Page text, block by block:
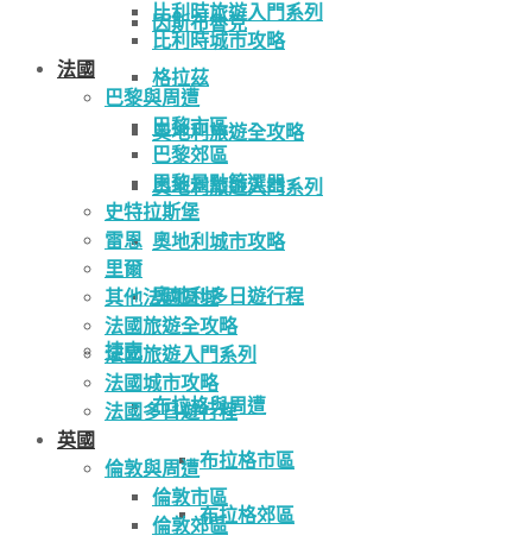
因斯布魯克
格拉茲
奧地利旅遊全攻略
奧地利旅遊入門系列
奧地利城市攻略
奧地利多日遊行程
捷克
布拉格與周遭
布拉格市區
布拉格郊區
比利時旅遊入門系列
比利時城市攻略
法國
巴黎與周遭
巴黎市區
巴黎郊區
巴黎景點篩選器
史特拉斯堡
雷恩
里爾
其他法國區域
法國旅遊全攻略
法國旅遊入門系列
法國城市攻略
法國多日遊行程
英國
倫敦與周遭
倫敦市區
倫敦郊區